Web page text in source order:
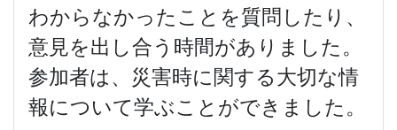
わからなかったことを質問したり、
意見を出し合う時間がありました。
参加者は、災害時に関する大切な情
報について学ぶことができました。